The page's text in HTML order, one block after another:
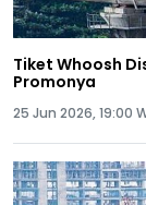
Tiket Whoosh
Promonya
25 Jun 2026, 19:00